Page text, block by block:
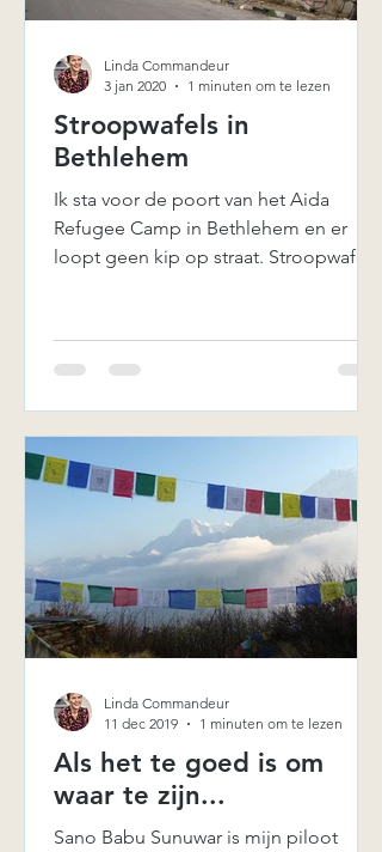
Stroopwafels in
Bethlehem
Ik sta voor de poort van het Aida
Refugee Camp in Bethlehem en er
loopt geen kip op straat. Stroopwafels
Linda Commandeur
3 jan 2020
1 minuten om te lezen
Als het te goed is om
waar te zijn...
Sano Babu Sunuwar is mijn piloot
Linda Commandeur
11 dec 2019
1 minuten om te lezen